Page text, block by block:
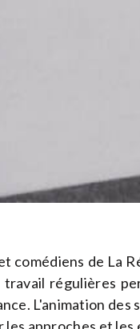
comédiens de La
travail régulières
L'animation